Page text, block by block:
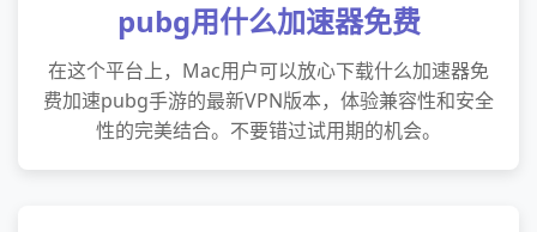
pubg用什么加速器免费
在这个平台上，Mac用户可以放心下载什么加速器免
费加速pubg手游的最新VPN版本，体验兼容性和安全
性的完美结合。不要错过试用期的机会。